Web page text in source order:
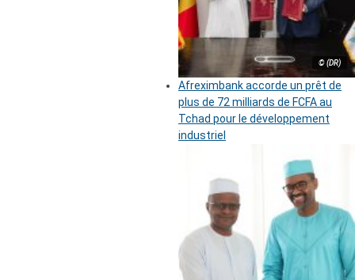
© (DR)
Afreximbank accorde un prêt de
plus de 72 milliards de FCFA au
Tchad pour le développement
industriel